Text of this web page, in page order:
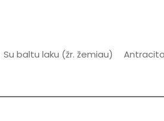
Su baltu laku (žr. žemiau)